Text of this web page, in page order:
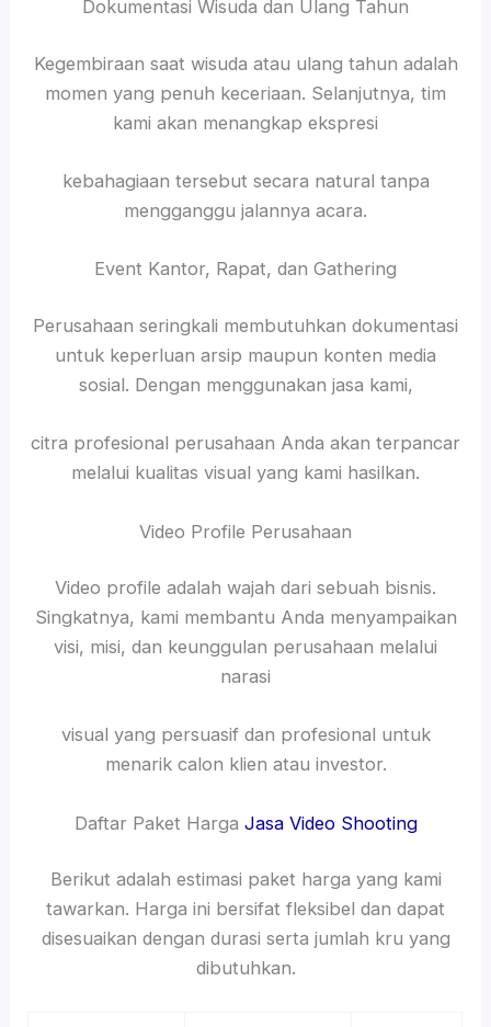
Dokumentasi Wisuda dan Ulang Tahun
Kegembiraan saat wisuda atau ulang tahun adalah
momen yang penuh keceriaan. Selanjutnya, tim
kami akan menangkap ekspresi
kebahagiaan tersebut secara natural tanpa
mengganggu jalannya acara.
Event Kantor, Rapat, dan Gathering
Perusahaan seringkali membutuhkan dokumentasi
untuk keperluan arsip maupun konten media
sosial. Dengan menggunakan jasa kami,
citra profesional perusahaan Anda akan terpancar
melalui kualitas visual yang kami hasilkan.
Video Profile Perusahaan
Video profile adalah wajah dari sebuah bisnis.
Singkatnya, kami membantu Anda menyampaikan
visi, misi, dan keunggulan perusahaan melalui
narasi
visual yang persuasif dan profesional untuk
menarik calon klien atau investor.
Daftar Paket Harga Jasa Video Shooting
Berikut adalah estimasi paket harga yang kami
tawarkan. Harga ini bersifat fleksibel dan dapat
disesuaikan dengan durasi serta jumlah kru yang
dibutuhkan.